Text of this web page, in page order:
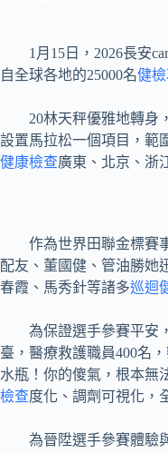
1月15日，2026長安
自全球各地的25000名健檢
20林天秤優雅地轉身
設置馬拉松一個項目，範
健康檢查廣東、北京、浙
作為世界田聯金標賽
配友、董國健、管油勝她
春霞、馬秀針等諸多巡迴
為保證選手參賽平安
臺，醫療救護職員400名
水瓶！你的傻氣，根本無
檢查度化、調劑可視化，
為晉陞選手參賽體驗